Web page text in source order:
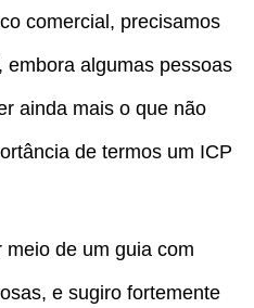
comercial, precisamos
algumas pessoas
ainda mais o que não
de termos um ICP
de um guia com
e sugiro fortemente